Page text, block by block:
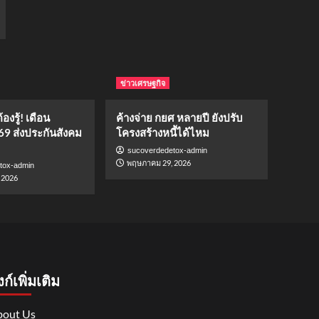
งรู้! เดือน
ส่งประกันสังคม
admin
ข่าวเศรษฐกิจ
ค้างจ่าย กยศ หลายปี ยังปรับ
โครงสร้างหนี้ได้ไหม
sucoverdedetox-admin
พฤษภาคม 29, 2026
ก์เพิ่มเติม
Us